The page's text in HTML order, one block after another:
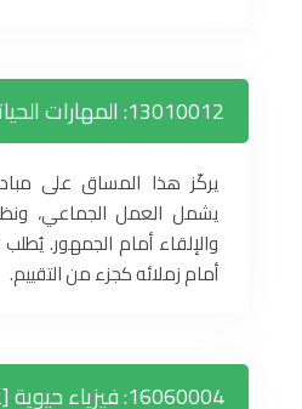
13010012: المهارات الحياتية [2 ساعات]
يركّز هذا المساق على
يشمل العمل الجماعي،
والإلقاء أمام الجمهور.
أمام زملائه كجزء من التقييم.
16060004: فيزياء حيوية [2 ساعات]